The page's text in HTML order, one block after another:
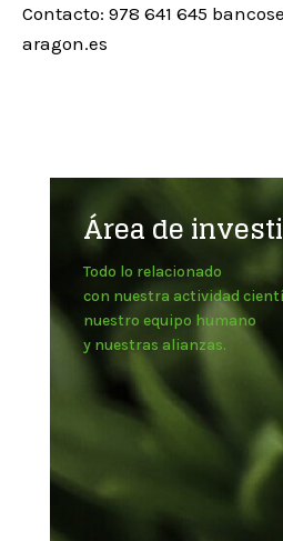
Contacto: 978 641 645
aragon.es
Área de
Todo lo relacionado
con nuestra actividad
nuestro equipo humano
y nuestras alianzas.